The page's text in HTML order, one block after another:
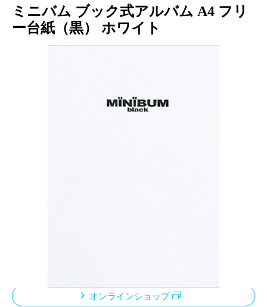
ミニバム ブック式アルバム A4 フリ
ー台紙（黒） ホワイト
オンラインショップ